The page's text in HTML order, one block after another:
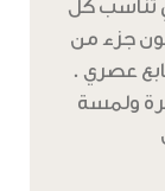
تناسب كل
جزء من
عصري .
ولمسة